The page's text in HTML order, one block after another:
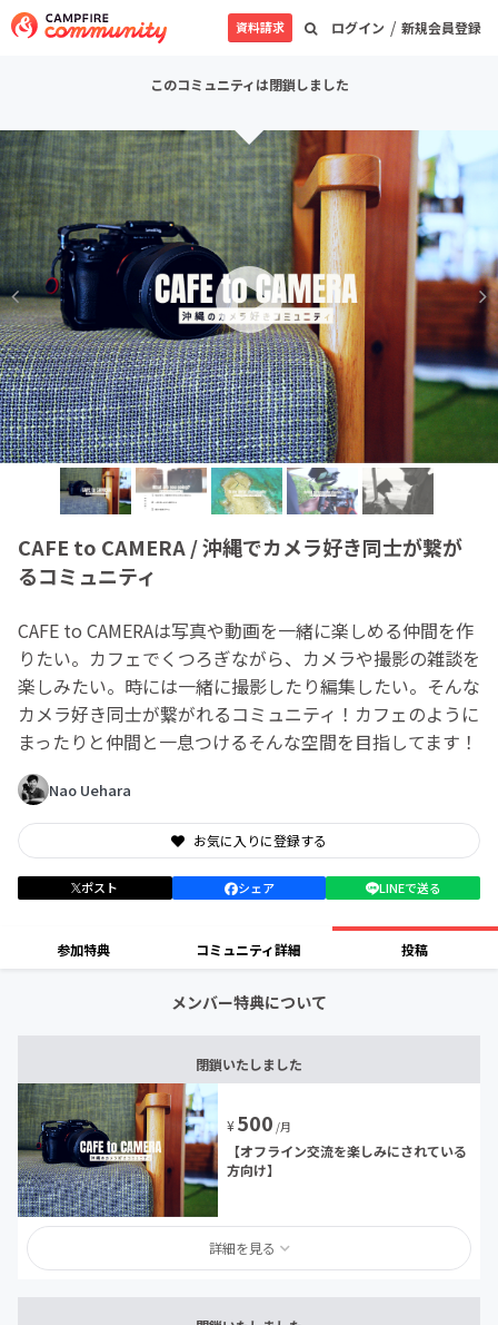
ログイン / 新規会員登録
資料請求
このコミュニティは閉鎖しました
CAFE to CAMERA / 沖縄でカメラ好き同士が繋が
るコミュニティ
CAFE to CAMERAは写真や動画を一緒に楽しめる仲間を作
りたい。カフェでくつろぎながら、カメラや撮影の雑談を
楽しみたい。時には一緒に撮影したり編集したい。そんな
カメラ好き同士が繋がれるコミュニティ！カフェのように
まったりと仲間と一息つけるそんな空間を目指してます！
Nao Uehara
お気に入りに登録する
ポスト シェア LINEで送る
参加特典 コミュニティ詳細 投稿
メンバー特典について
閉鎖いたしました
¥500 /月
【オフライン交流を楽しみにされている
方向け】
詳細を見る